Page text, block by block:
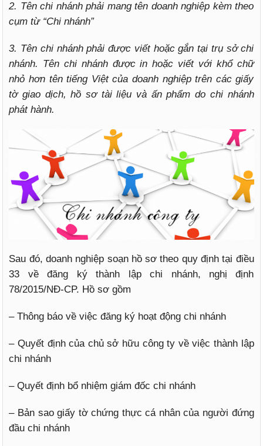
2. Tên chi nhánh phải mang tên doanh nghiệp kèm theo
cụm từ “Chi nhánh”
3. Tên chi nhánh phải được viết hoặc gắn tại trụ sở chi
nhánh. Tên chi nhánh được in hoặc viết với khổ chữ
nhỏ hơn tên tiếng Việt của doanh nghiệp trên các giấy
tờ giao dịch, hồ sơ tài liệu và ấn phẩm do chi nhánh
phát hành.
Sau đó, doanh nghiệp soạn hồ sơ theo quy định tại điều
33 về đăng ký thành lập chi nhánh, nghị định
78/2015/NĐ-CP. Hồ sơ gồm
– Thông báo về việc đăng ký hoạt động chi nhánh
– Quyết định của chủ sở hữu công ty về việc thành lập
chi nhánh
– Quyết định bổ nhiệm giám đốc chi nhánh
– Bản sao giấy tờ chứng thực cá nhân của người đứng
đầu chi nhánh